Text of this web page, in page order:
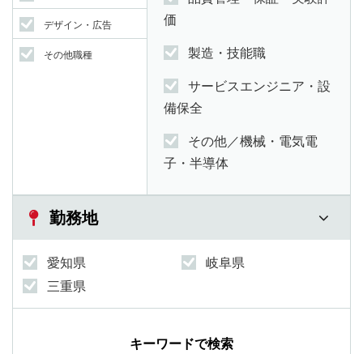
デザイン・広告
その他職種
価
製造・技能職
サービスエンジニア・設
備保全
その他／機械・電気電
子・半導体
勤務地
愛知県
岐阜県
三重県
キーワードで検索